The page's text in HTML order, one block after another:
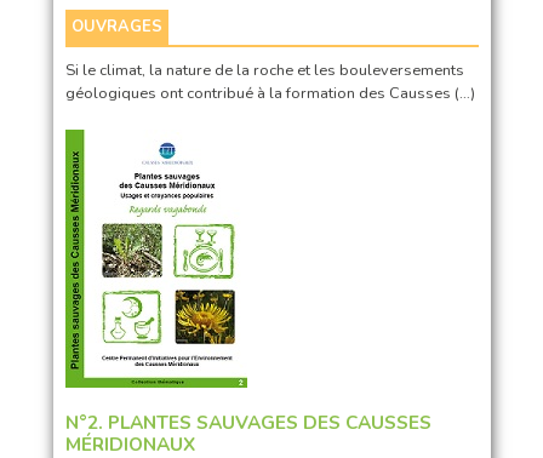
OUVRAGES
Si le climat, la nature de la roche et les bouleversements
géologiques ont contribué à la formation des Causses (…)
N°2. PLANTES SAUVAGES DES CAUSSES
MÉRIDIONAUX